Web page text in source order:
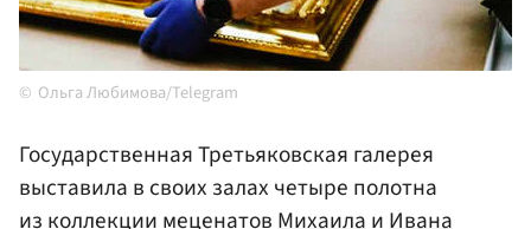
Ольга Любимова/Telegram
Государственная Третьяковская галерея
выставила в своих залах четыре полотна
из коллекции меценатовМихаилаиИвана